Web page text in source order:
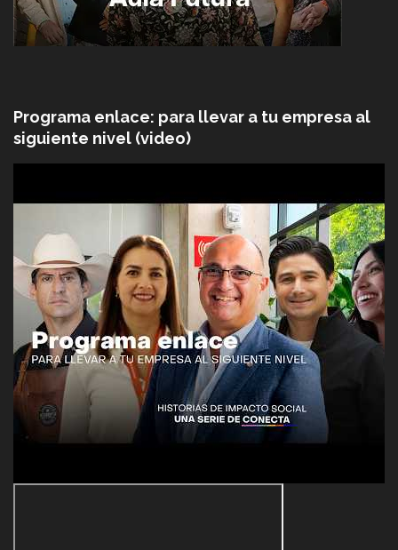
Programa enlace: para llevar a tu empresa al
siguiente nivel (video)